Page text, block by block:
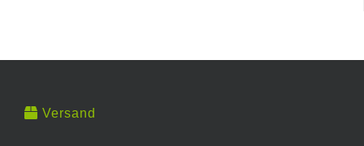
Versand